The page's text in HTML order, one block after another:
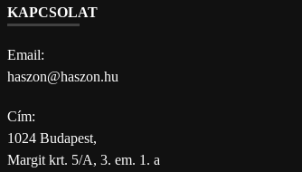
KAPCSOLAT
Email:
haszon@haszon.hu
Cím:
1024 Budapest,
Margit krt. 5/A, 3. em. 1. a